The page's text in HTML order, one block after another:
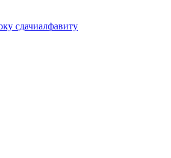
сдачиалфавиту